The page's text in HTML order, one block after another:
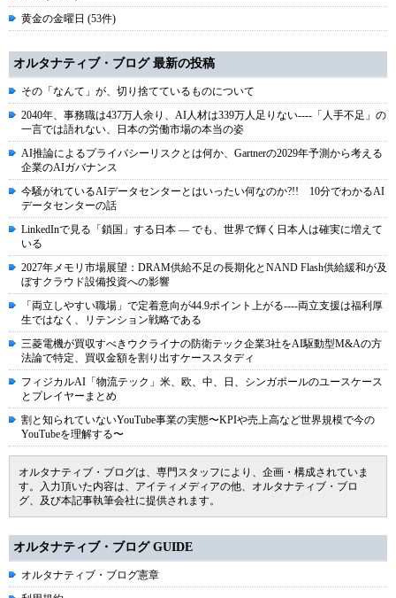
黄金の金曜日 (53件)
オルタナティブ・ブログ 最新の投稿
その「なんて」が、切り捨てているものについて
2040年、事務職は437万人余り、AI人材は339万人足りない----「人手不足」の
一言では語れない、日本の労働市場の本当の姿
AI推論によるプライバシーリスクとは何か、Gartnerの2029年予測から考える
企業のAIガバナンス
今騒がれているAIデータセンターとはいったい何なのか?!! 10分でわかるAI
データセンターの話
LinkedInで見る「鎖国」する日本 ― でも、世界で輝く日本人は確実に増えて
いる
2027年メモリ市場展望：DRAM供給不足の長期化とNAND Flash供給緩和が及
ぼすクラウド設備投資への影響
「両立しやすい職場」で定着意向が44.9ポイント上がる----両立支援は福利厚
生ではなく、リテンション戦略である
三菱電機が買収すべきウクライナの防衛テック企業3社をAI駆動型M&Aの方
法論で特定、買収金額を割り出すケーススタディ
フィジカルAI「物流テック」米、欧、中、日、シンガポールのユースケース
とプレイヤーまとめ
割と知られていないYouTube事業の実態〜KPIや売上高など世界規模で今の
YouTubeを理解する〜
オルタナティブ・ブログは、専門スタッフにより、企画・構成されていま
す。入力頂いた内容は、アイティメディアの他、オルタナティブ・ブロ
グ、及び本記事執筆会社に提供されます。
オルタナティブ・ブログ GUIDE
オルタナティブ・ブログ憲章